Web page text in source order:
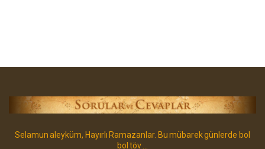
Selamun aleyküm, Hayırlı Ramazanlar. Bu mübarek günlerde bol
bol töv ...